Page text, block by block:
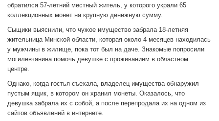
обратился 57-летний местный житель, у которого украли 65
коллекционных монет на крупную денежную сумму.
Сыщики выяснили, что чужое имущество забрала 18-летняя
жительница Минской области, которая около 4 месяцев находилась
у мужчины в жилище, пока тот был на даче. Знакомые попросили
могилевчанина помочь девушке с проживанием в областном
центре.
Однако, когда гостья съехала, владелец имущества обнаружил
пустым ящик, в котором он хранил монеты. Оказалось, что
девушка забрала их с собой, а после перепродала их на одном из
сайтов объявлений в интернете.